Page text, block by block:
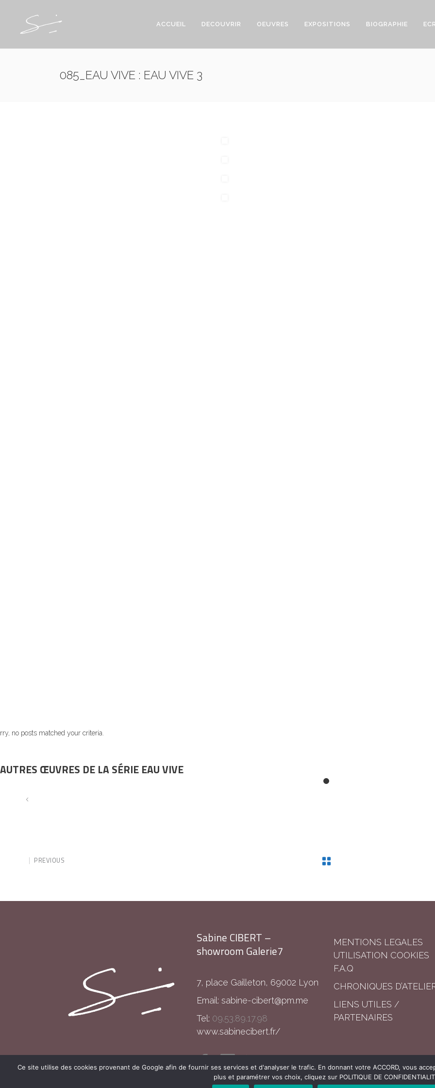
ACCUEIL DECOUVRIR OEUVRES EXPOSITIONS BIOGRAPHIE
085_EAU VIVE : EAU VIVE 3
no posts matched your criteria.
AUTRES ŒUVRES DE LA SÉRIE EAU VIVE
PREVIOUS
Sabine CIBERT –
showroom Galerie7
7, place Gailleton, 69002 Lyon
Email: sabine-cibert@pm.me
Tel: 09.53.89.17.98
www.sabinecibert.fr/
MENTIONS LEGALES
UTILISATION COOKIES
F.A.Q
CHRONIQUES
LIENS UTILES /
PARTENAIRES
Ce site utilise des cookies provenant de Google afin de fournir ses services et d'analyser le trafic. En donnant votre ACCORD, vous
plus et paramétrer vos choix, cliquez sur POLITIQUE DE